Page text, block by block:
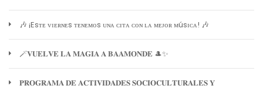
🎶 ¡Esᴛᴇ ᴠɪᴇʀɴᴇs ᴛᴇɴᴇᴍᴏs ᴜɴᴀ ᴄɪᴛᴀ ᴄᴏɴ ʟᴀ ᴍᴇᴊᴏʀ ᴍúsɪᴄᴀ! 🎶
🪄𝐕𝐔𝐄𝐋𝐕𝐄 𝐋𝐀 𝐌𝐀𝐆𝐈𝐀 𝐀 𝐁𝐀𝐀𝐌𝐎𝐍𝐃𝐄 🎩✨
𝐏𝐑𝐎𝐆𝐑𝐀𝐌𝐀 𝐃𝐄 𝐀𝐂𝐓𝐈𝐕𝐈𝐃𝐀𝐃𝐄𝐒 𝐒𝐎𝐂𝐈𝐎𝐂𝐔𝐋𝐓𝐔𝐑𝐀𝐋𝐄𝐒 𝐘